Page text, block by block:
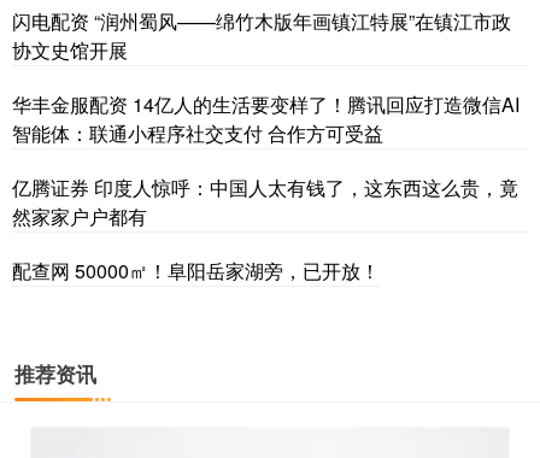
闪电配资 “润州蜀风——绵竹木版年画镇江特展”在镇江市政
协文史馆开展
华丰金服配资 14亿人的生活要变样了！腾讯回应打造微信AI
智能体：联通小程序社交支付 合作方可受益
亿腾证券 印度人惊呼：中国人太有钱了，这东西这么贵，竟
然家家户户都有
配查网 50000㎡！阜阳岳家湖旁，已开放！
推荐资讯